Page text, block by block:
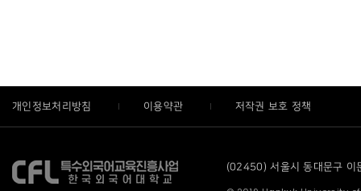
개인정보처리방침 이용약관 저작권 보호 정책
(02450) 서울시 동대문구